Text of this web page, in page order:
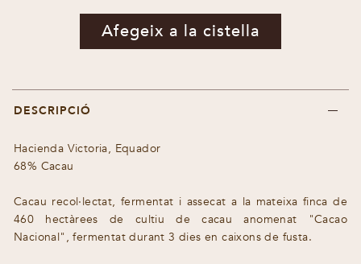
Afegeix a la cistella
DESCRIPCIÓ
Hacienda Victoria, Equador
68% Cacau
Cacau recol·lectat, fermentat i assecat a la mateixa finca de
460 hectàrees de cultiu de cacau anomenat "Cacao
Nacional", fermentat durant 3 dies en caixons de fusta.